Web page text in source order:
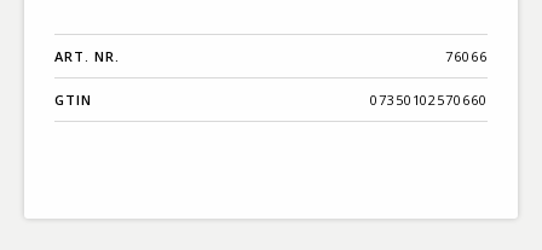
ART. NR. 76066
GTIN 07350102570660